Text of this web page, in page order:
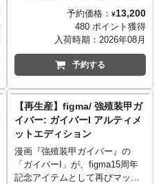
TWICE』より、フロム・ソフト
ウェア完全監修となる隻腕の忍
「狼」figmaが再び！スムーズ且
つキチッと決まるfigmaオリジナ
ル関節パーツで、作中のあらゆ
るシーンを再現。要所に軟質素
崩さず、可動域を確保。表情は
「3D彩色」を駆使しリアリティ
を追求した「睨み顔」が用意さ
れ、「楔丸」「不死斬り」に加
え「鉤縄」が付属。さまざまな
シーンを可能にする可動支柱付
きのfigma専用台座が同梱。こち
予約価格： ¥13,200
480 ポイント獲得
入荷時期： 2026年08月
予約する
【再生産】figma/ 強殖装甲ガ
イバー: ガイバーI アルティメ
ットエディション
漫画『強殖装甲ガイバー』の
「ガイバーI」が、figma15周年
記念アイテムとして再びマック